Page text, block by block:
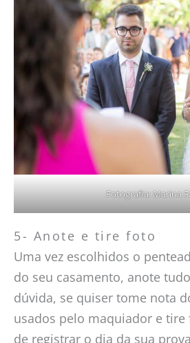
Fotografia: Marina
5- Anote e tire foto
Uma vez escolhidos o
do seu casamento, anote
dúvida, se quiser tome nota
usados pelo maquiador e tire
de registrar o dia da sua